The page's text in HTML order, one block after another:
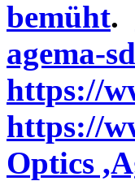
bemüht.
agema-
https://
https://
Optics